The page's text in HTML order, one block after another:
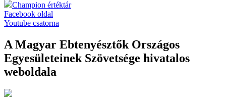
Champion értéktár
Facebook oldal
Youtube csatorna
A Magyar Ebtenyésztők Országos
Egyesületeinek Szövetsége hivatalos
weboldala